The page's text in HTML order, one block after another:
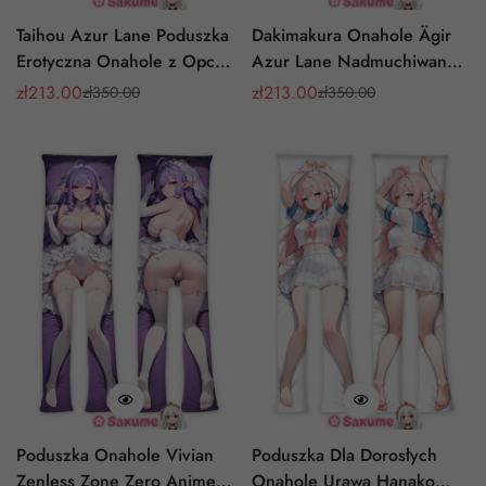
Taihou Azur Lane Poduszka
Erotyczna Onahole z Opcją
Oppai
Cena
zł213.00
Cena
zł350.00
Dakimakura Onahole Ägir
Azur Lane Nadmuchiwana
Wkładka Erotyczna
Cena
zł213.00
Cena
zł350.00
Poduszka Onahole Vivian
Zenless Zone Zero Anime
Poduszka Dla Dorosłych
Onahole Urawa Hanako